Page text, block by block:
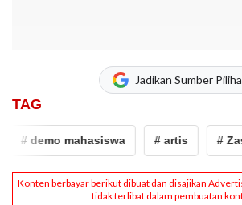
Jadikan Sumber
TAG
# demo mahasiswa # artis #